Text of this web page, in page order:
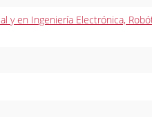
y en Ingeniería Electrónica,